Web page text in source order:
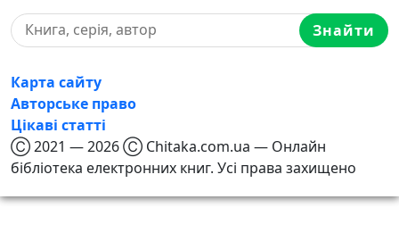
Знайти
Карта сайту
Авторське право
Цікаві статті
Ⓒ 2021 — 2026 Ⓒ Chitaka.com.ua — Онлайн
бібліотека електронних книг. Усі права захищено